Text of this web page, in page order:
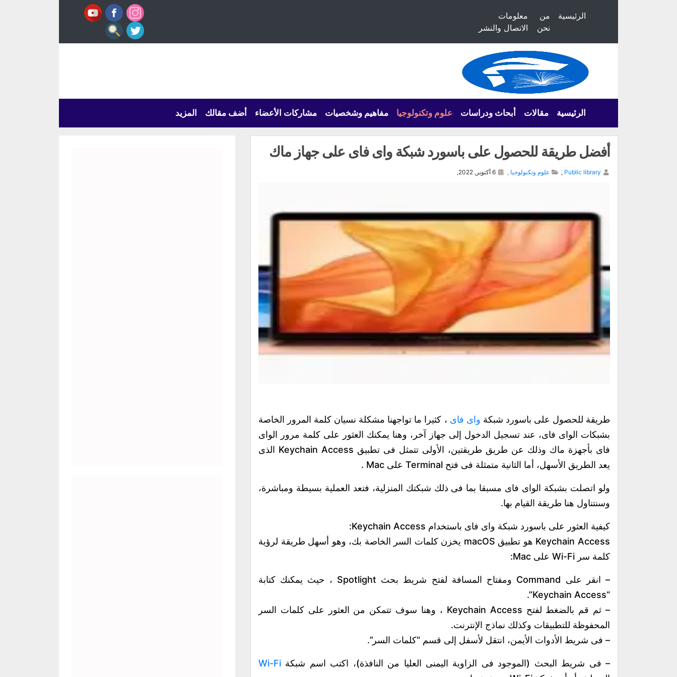
الرئيسية
من
نحن
معلومات
الاتصال والنشر
الرئيسية مقالات أبحاث ودراسات علوم وتكنولوجيا مفاهيم وشخصيات مشاركات الأعضاء أضف مقالك المزيد
أفضل طريقة للحصول على باسورد شبكة واى فاى على جهاز ماك
Public library
, علوم وتكنولوجيا ,
طريقة للحصول على باسورد شبكة واى فاى ، كثيرا ما تواجهنا مشكلة نسيان كلمة المرور الخاصة
بشبكات الواى فاى، عند تسجيل الدخول إلى جهاز آخر، وهنا يمكنك العثور على كلمة مرور الواى
فاى بأجهزة ماك وذلك عن طريق طريقتين، الأولى تتمثل فى تطبيق Keychain Access الذى
يعد الطريق الأسهل، أما الثانية متمثلة فى فتح Terminal على Mac .
ولو اتصلت بشبكة الواى فاى مسبقا بما فى ذلك شبكتك المنزلية، فتعد العملية بسيطة ومباشرة،
وسنتناول هنا طريقة القيام بها.
كيفية العثور على باسورد شبكة واى فاى باستخدام Keychain Access:
Keychain Access هو تطبيق macOS يخزن كلمات السر الخاصة بك، وهو أسهل طريقة لرؤية
كلمة سر Wi-Fi على Mac:
– انقر على Command ومفتاح المسافة لفتح شريط بحث Spotlight ، حيث يمكنك كتابة
“Keychain Access”.
– ثم قم بالضغط لفتح Keychain Access ، وهنا سوف تتمكن من العثور على كلمات السر
المحفوظة للتطبيقات وكذلك نماذج الإنترنت.
– فى شريط الأدوات الأيمن، انتقل لأسفل إلى قسم “كلمات السر”.
– فى شريط البحث (الموجود فى الزاوية اليمنى العليا من النافذة)، اكتب اسم شبكة